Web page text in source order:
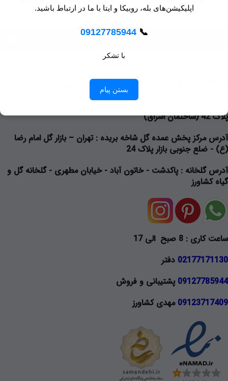
طراحی و چاپ متن مورد نظر شما بروی کاغذ گرافت
پلاک 42 (ساختمان اشراق)
آدرس مرکز پخش عمده گل شاخه بریده : تهران – بازار گل امام رضا
(ع) - ضلع جنوبی بازار پلاک 24
آدرس گلخانه : پاکدشت - خاتون آباد - خیابان مطهری - گلخانه گل و
گیاه کشاورز
ساعت کاری : 8 صبح الی 17
02177171130 دفتر
09127785944 پشتیبانی و فروش
09123717409 مهدی کشاورز
اپلیکیشن‌های بله، روبیکا و ایتا با ما در ارتباط باشید.
📞
09127785944
با تشکر
بستن پیام